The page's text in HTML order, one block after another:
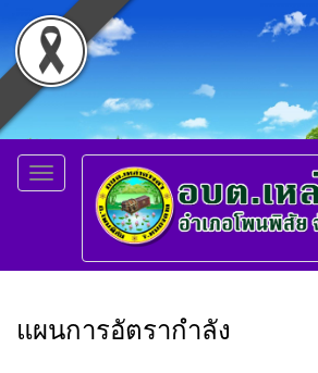
Toggle
navigation
แผนการอัตรากำลัง